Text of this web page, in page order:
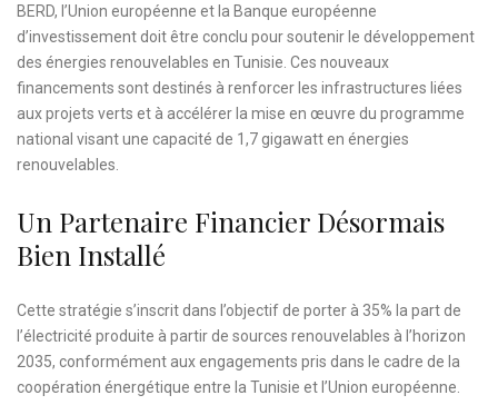
BERD, l’Union européenne et la Banque européenne
d’investissement doit être conclu pour soutenir le développement
des énergies renouvelables en Tunisie. Ces nouveaux
financements sont destinés à renforcer les infrastructures liées
aux projets verts et à accélérer la mise en œuvre du programme
national visant une capacité de 1,7 gigawatt en énergies
renouvelables.
Un Partenaire Financier Désormais
Bien Installé
Cette stratégie s’inscrit dans l’objectif de porter à 35% la part de
l’électricité produite à partir de sources renouvelables à l’horizon
2035, conformément aux engagements pris dans le cadre de la
coopération énergétique entre la Tunisie et l’Union européenne.